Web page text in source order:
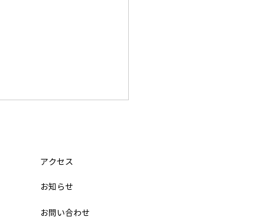
、なかなか受かりませんで
ら 合格 をもらいました。
夜に「不合格」を見て、
アクセス
​お知らせ
お問い合わせ